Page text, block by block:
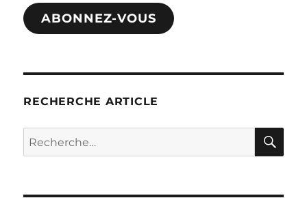
ABONNEZ-VOUS
RECHERCHE ARTICLE
Recherche
pour :